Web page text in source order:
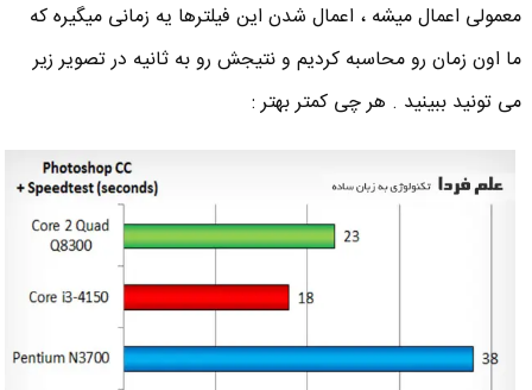
معمولی اعمال میشه ، اعمال شدن این فیلترها یه زمانی میگیره که
ما اون زمان رو محاسبه کردیم و نتیجش رو به ثانیه در تصویر زیر
می تونید ببینید . هر چی کمتر بهتر :